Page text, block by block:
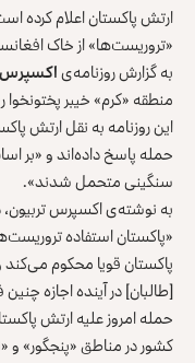
ارتش پاکستان اعلام کرده
«تروریست‌ها» از خاک
به گزارش روزنامه‌یاکسپرس
منطقه «کرم» خیبر
این روزنامه به نقل ارتش
حمله پاسخ داده‌اند و «بر
سنگینی متحمل شدند».
به نوشته‌ی اکسپرس
«پاکستان استفاده
پاکستان قویا محکوم می‌کند
[طالبان] در آینده اجازه
حمله امروز علیه ارتش
کشور در مناطق «پنجگور» و